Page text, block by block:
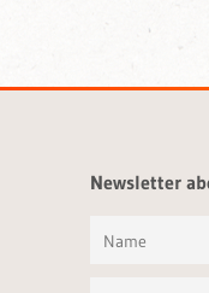
Newsletter